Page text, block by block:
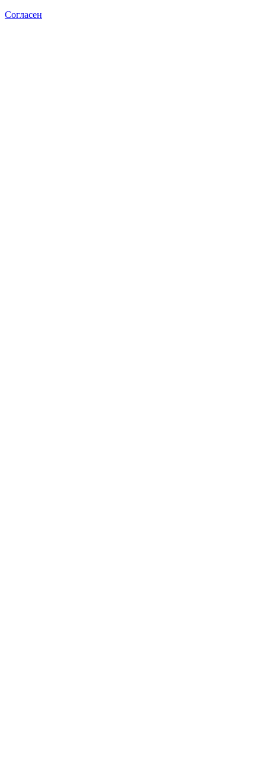
Согласен